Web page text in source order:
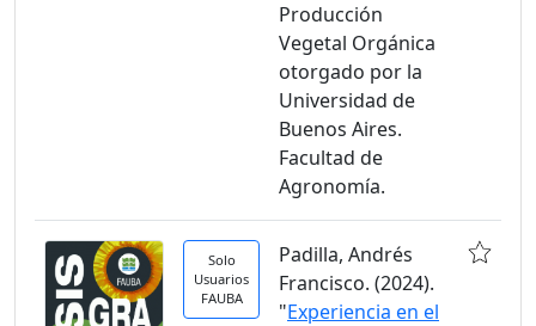
Producción
Vegetal Orgánica
otorgado por la
Universidad de
Buenos Aires.
Facultad de
Agronomía.
Solo
Usuarios
FAUBA
Padilla, Andrés
Francisco. (2024).
"Experiencia en el